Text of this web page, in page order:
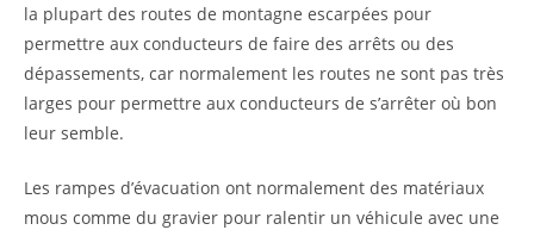
la plupart des routes de montagne escarpées pour
permettre aux conducteurs de faire des arrêts ou des
dépassements, car normalement les routes ne sont pas très
larges pour permettre aux conducteurs de s’arrêter où bon
leur semble.
Les rampes d’évacuation ont normalement des matériaux
mous comme du gravier pour ralentir un véhicule avec une